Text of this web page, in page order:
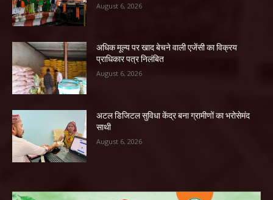
August 6, 2026
अधिक मूल्य पर खाद बेचने वाली एजेंसी का विक्रय
प्राधिकार पत्र निलंबित
August 6, 2026
अटल डिजिटल सुविधा केंद्र बना ग्रामीणों का भरोसेमंद
साथी
August 6, 2026